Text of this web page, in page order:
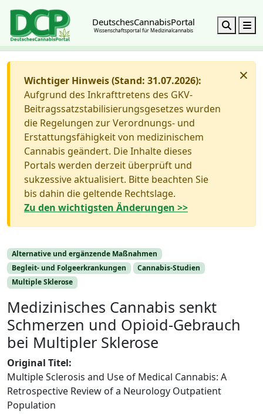
DeutschesCannabisPortal
Wissenschaftsportal für Medizinalcannabis Search
×
Wichtiger Hinweis (Stand: 31.07.2026):
Aufgrund des Inkrafttretens des GKV-
Beitragssatzstabilisierungsgesetzes wurden
die Regelungen zur Verordnungs- und
Erstattungsfähigkeit von medizinischem
Cannabis geändert. Die Inhalte dieses
Portals werden derzeit überprüft und
sukzessive aktualisiert. Bitte beachten Sie
bis dahin die geltende Rechtslage.
Zu den wichtigsten Änderungen >>
Alternative und ergänzende Maßnahmen
Begleit- und Folgeerkrankungen
Cannabis-Studien
Multiple Sklerose
Medizinisches Cannabis senkt
Schmerzen und Opioid-Gebrauch
bei Multipler Sklerose
Original Titel:
Multiple Sclerosis and Use of Medical Cannabis: A
Retrospective Review of a Neurology Outpatient
Population